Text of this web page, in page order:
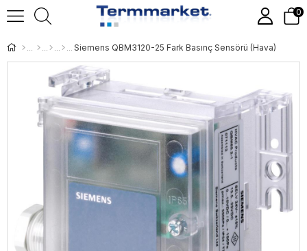
0
Siemens QBM3120-25 Fark Basınç Sensörü (Hava)